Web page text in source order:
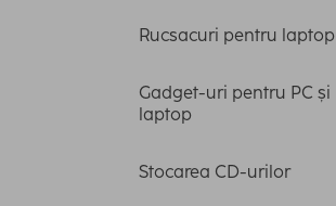
Rucsacuri pentru laptop
Gadget-uri pentru PC și
laptop
Stocarea CD-urilor